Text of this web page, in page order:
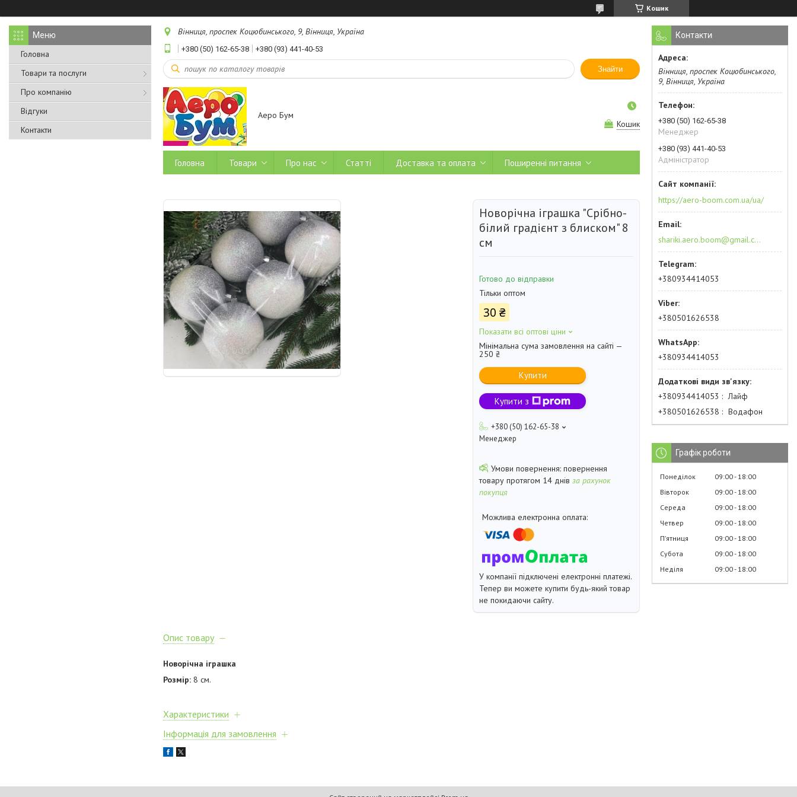
Кошик
Головна
Товари та послуги
Про компанію
Відгуки
Контакти
Вінниця, проспек Коцюбинського, 9, Вінниця, Україна
+380 (50) 162-65-38 +380 (93) 441-40-53
Знайти
Аеро Бум
Кошик
Головна Товари Про нас Статті Доставка та оплата Поширенні питання
Новорічна іграшка "Срібно-
білий градієнт з блиском" 8
см
Готово до відправки
Тільки оптом
30 ₴
Показати всі оптові ціни
Мінімальна сума замовлення на сайті —
250 ₴
Купити
Купити з
+380 (50) 162-65-38
Менеджер
повернення
товару протягом 14 днів за рахунок
покупця
У компанії підключені електронні платежі.
Тепер ви можете купити будь-який товар
не покидаючи сайту.
Опис товару
Новорічна іграшка
Розмір: 8 см.
Характеристики
Інформація для замовлення
Контакти
Вінниця, проспек Коцюбинського,
9, Вінниця, Україна
+380 (50) 162-65-38
Менеджер
+380 (93) 441-40-53
Адміністратор
https://aero-boom.com.ua/ua/
shariki.aero.boom@gmail.com
+380934414053
+380501626538
+380934414053
+380934414053
Лайф
+380501626538
Водафон
Графік роботи
Понеділок 09:00 18:00
Вівторок
09:00 18:00
Середа
09:00 18:00
Четвер
09:00 18:00
Пʼятниця
09:00 18:00
Субота
09:00 18:00
Неділя
09:00 18:00